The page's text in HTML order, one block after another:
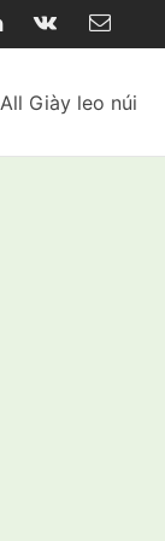
All Giày leo núi